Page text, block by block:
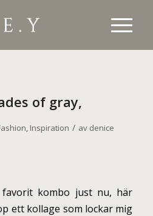
of gray,
, Inspiration / av denice
kombo just nu, här
ett kollage som lockar mig